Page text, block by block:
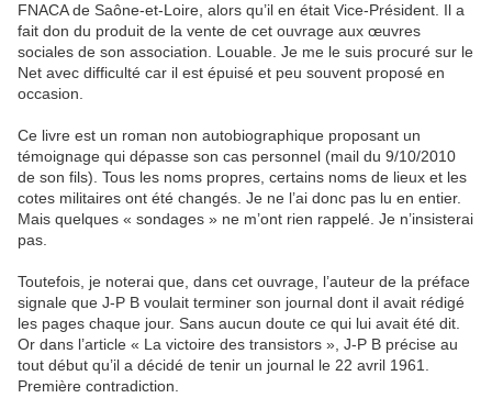
FNACA de Saône-et-Loire, alors qu’il en était Vice-Président. Il a
fait don du produit de la vente de cet ouvrage aux œuvres
sociales de son association. Louable. Je me le suis procuré sur le
Net avec difficulté car il est épuisé et peu souvent proposé en
occasion.
Ce livre est un roman non autobiographique proposant un
témoignage qui dépasse son cas personnel (mail du 9/10/2010
de son fils). Tous les noms propres, certains noms de lieux et les
cotes militaires ont été changés. Je ne l’ai donc pas lu en entier.
Mais quelques « sondages » ne m’ont rien rappelé. Je n’insisterai
pas.
Toutefois, je noterai que, dans cet ouvrage, l’auteur de la préface
signale que J-P B voulait terminer son journal dont il avait rédigé
les pages chaque jour. Sans aucun doute ce qui lui avait été dit.
Or dans l’article « La victoire des transistors », J-P B précise au
tout début qu’il a décidé de tenir un journal le 22 avril 1961.
Première contradiction.